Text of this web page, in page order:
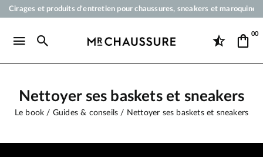
Cirages et produits d'entretien pour chaussures, sneakers et
Paiement en 3x 4x par carte bancaire dès 50 €
00
Nettoyer ses baskets et sneakers
Le book Guides & conseils Nettoyer ses baskets et sneakers